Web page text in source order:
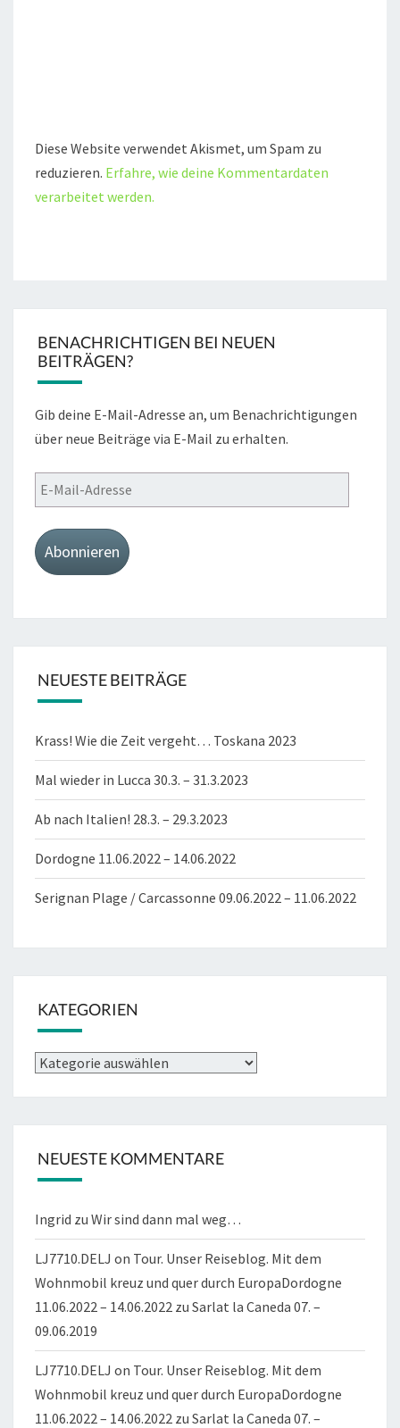
Diese Website verwendet Akismet, um Spam zu
reduzieren. Erfahre, wie deine Kommentardaten
verarbeitet werden.
BENACHRICHTIGEN BEI NEUEN
BEITRÄGEN?
Gib deine E-Mail-Adresse an, um Benachrichtigungen
über neue Beiträge via E-Mail zu erhalten.
E-
Mail-
Adresse
Abonnieren
NEUESTE BEITRÄGE
Krass! Wie die Zeit vergeht… Toskana 2023
Mal wieder in Lucca 30.3. – 31.3.2023
Ab nach Italien! 28.3. – 29.3.2023
Dordogne 11.06.2022 – 14.06.2022
Serignan Plage / Carcassonne 09.06.2022 – 11.06.2022
KATEGORIEN
Kategorien
NEUESTE KOMMENTARE
Ingrid zu Wir sind dann mal weg…
LJ7710.DELJ on Tour. Unser Reiseblog. Mit dem
Wohnmobil kreuz und quer durch EuropaDordogne
11.06.2022 – 14.06.2022 zu Sarlat la Caneda 07. –
09.06.2019
LJ7710.DELJ on Tour. Unser Reiseblog. Mit dem
Wohnmobil kreuz und quer durch EuropaDordogne
11.06.2022 – 14.06.2022 zu Sarlat la Caneda 07. –